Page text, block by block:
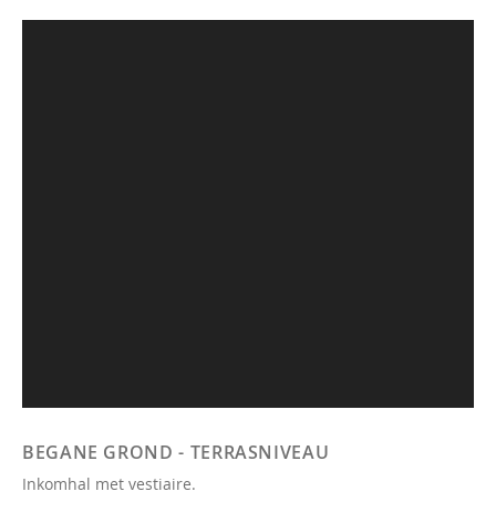
BEGANE GROND - TERRASNIVEAU
Inkomhal met vestiaire.